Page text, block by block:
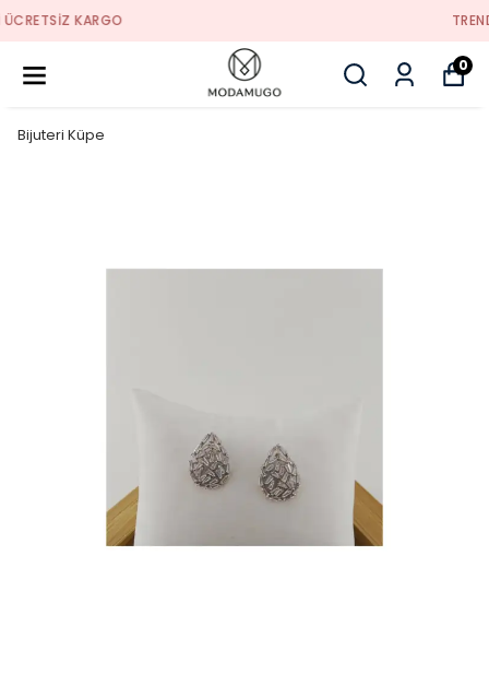
0
Bijuteri Küpe